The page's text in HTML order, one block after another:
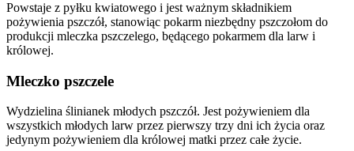
Powstaje z pyłku kwiatowego i jest ważnym składnikiem
pożywienia pszczół, stanowiąc pokarm niezbędny pszczołom do
produkcji mleczka pszczelego, będącego pokarmem dla larw i
królowej.
Mleczko pszczele
Wydzielina ślinianek młodych pszczół. Jest pożywieniem dla
wszystkich młodych larw przez pierwszy trzy dni ich życia oraz
jedynym pożywieniem dla królowej matki przez całe życie.